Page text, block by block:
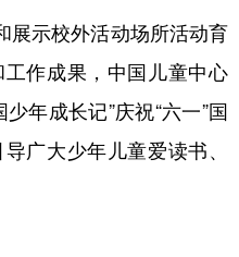
示校外活动场所活动育
作成果，中国儿童中心
年成长记”庆祝“六一”国
广大少年儿童爱读书、